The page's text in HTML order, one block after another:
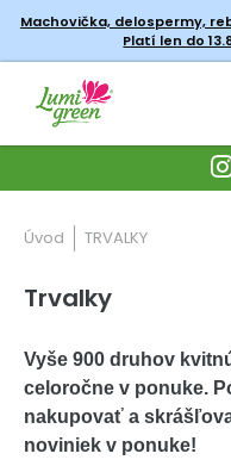
Machovička, delospermy,
Platí len do
Úvod TRVALKY
Trvalky
Vyše 900 druhov
celoročne v ponuke.
nakupovať a
noviniek v ponuke!